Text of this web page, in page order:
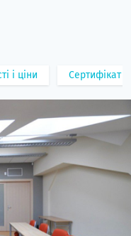
і ціни Сертифікат